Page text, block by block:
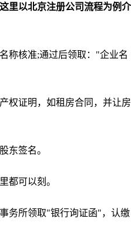
以北京注册公司流程为例介
核准;通过后领取："企业名
证明，如租房合同，并让房
签名。
可以刻。
所领取"银行询证函"，认缴